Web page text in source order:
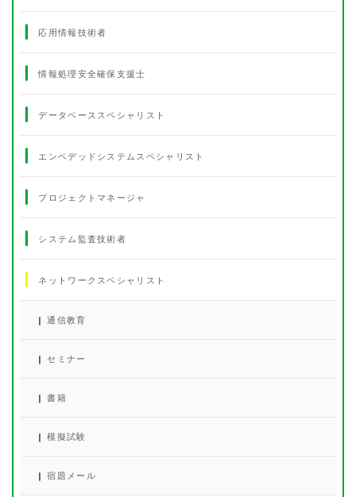
応用情報技術者
情報処理安全確保支援士
データベーススペシャリスト
エンベデッドシステムスペシャリスト
プロジェクトマネージャ
システム監査技術者
ネットワークスペシャリスト
通信教育
セミナー
書籍
模擬試験
宿題メール